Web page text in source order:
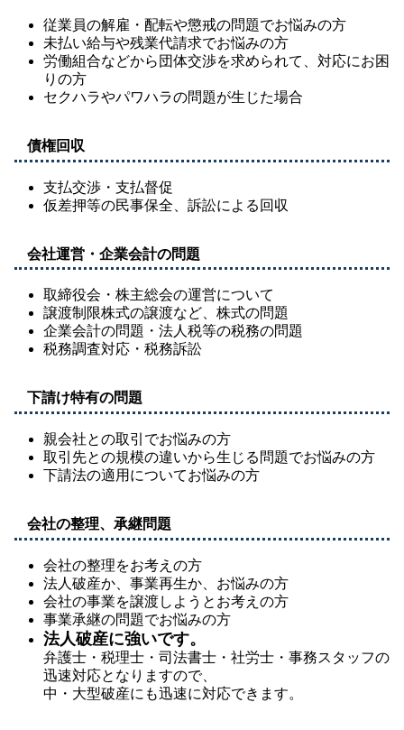
従業員の解雇・配転や懲戒の問題でお悩みの方
未払い給与や残業代請求でお悩みの方
労働組合などから団体交渉を求められて、対応にお困
りの方
セクハラやパワハラの問題が生じた場合
債権回収
支払交渉・支払督促
仮差押等の民事保全、訴訟による回収
会社運営・企業会計の問題
取締役会・株主総会の運営について
譲渡制限株式の譲渡など、株式の問題
企業会計の問題・法人税等の税務の問題
税務調査対応・税務訴訟
下請け特有の問題
親会社との取引でお悩みの方
取引先との規模の違いから生じる問題でお悩みの方
下請法の適用についてお悩みの方
会社の整理、承継問題
会社の整理をお考えの方
法人破産か、事業再生か、お悩みの方
会社の事業を譲渡しようとお考えの方
事業承継の問題でお悩みの方
法人破産に強いです。
弁護士・税理士・司法書士・社労士・事務スタッフの
迅速対応となりますので、
中・大型破産にも迅速に対応できます。